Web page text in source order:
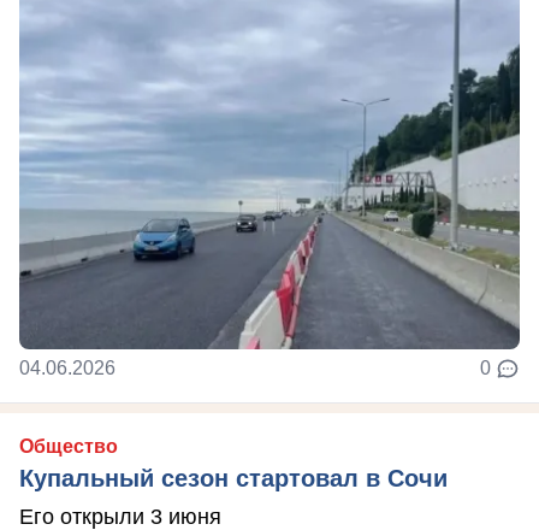
04.06.2026 0
Общество
Купальный сезон стартовал в Сочи
Его открыли 3 июня